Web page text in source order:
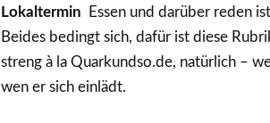
Lokaltermin
Essen und darüber reden
Beides bedingt sich, dafür ist diese
streng à la Quarkundso.de, natürlich –
wen er sich einlädt.